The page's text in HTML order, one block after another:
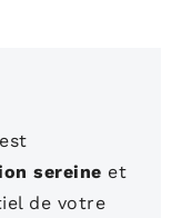
sereine et
de votre